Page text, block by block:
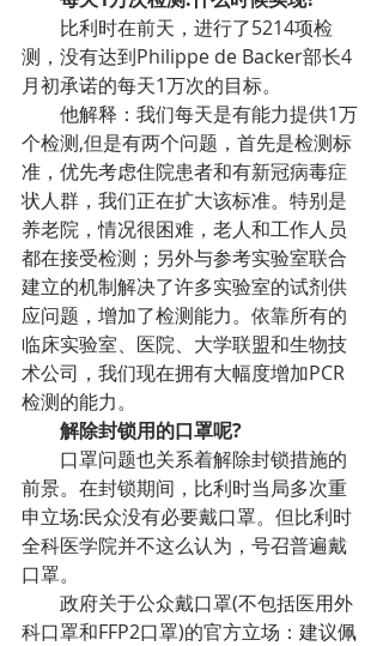
比利时在前天，进行了5214项检
测，没有达到Philippe de Backer部长4
月初承诺的每天1万次的目标。
他解释：我们每天是有能力提供1万
个检测,但是有两个问题，首先是检测标
准，优先考虑住院患者和有新冠病毒症
状人群，我们正在扩大该标准。特别是
养老院，情况很困难，老人和工作人员
都在接受检测；另外与参考实验室联合
建立的机制解决了许多实验室的试剂供
应问题，增加了检测能力。依靠所有的
临床实验室、医院、大学联盟和生物技
术公司，我们现在拥有大幅度增加PCR
检测的能力。
解除封锁用的口罩呢?
口罩问题也关系着解除封锁措施的
前景。在封锁期间，比利时当局多次重
申立场:民众没有必要戴口罩。但比利时
全科医学院并不这么认为，号召普遍戴
口罩。
政府关于公众戴口罩(不包括医用外
科口罩和FFP2口罩)的官方立场：建议佩